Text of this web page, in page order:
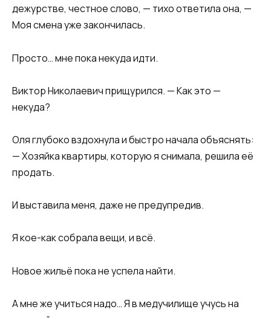
дежурстве, честное слово, — тихо ответила она, —
Моя смена уже закончилась.
Просто… мне пока некуда идти.
Виктор Николаевич прищурился. — Как это —
некуда?
Оля глубоко вздохнула и быстро начала объяснять:
— Хозяйка квартиры, которую я снимала, решила её
продать.
И выставила меня, даже не предупредив.
Я кое-как собрала вещи, и всё.
Новое жильё пока не успела найти.
А мне же учиться надо… Я в медучилище учусь на